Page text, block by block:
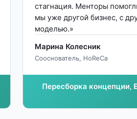
стагнация. Менторы
мы уже другой бизнес, с
моделью.»
Марина Колесник
Сооснователь, HoReCa
Пересборка концепции,